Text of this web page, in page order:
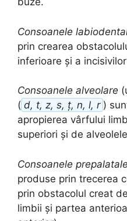
Consoanele
prin crearea
inferioare și a
Consoanele alveolare
( d, t, z, s, ț, n, l, r )
apropierea vârfului
superiori și de
Consoanele prepalatale
produse prin trecerea
prin obstacolul creat
limbii și partea